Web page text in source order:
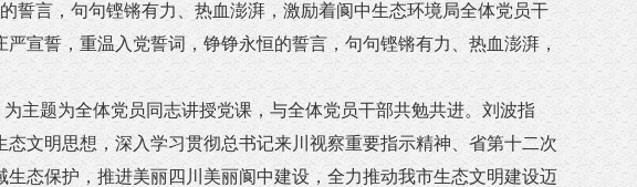
言，句句铿锵有力、热血澎湃，激励着阆中生态环境局全体党员干
宣誓，重温入党誓词，铮铮永恒的誓言，句句铿锵有力、热血澎湃，
题为全体党员同志讲授党课，与全体党员干部共勉共进。刘波指
文明思想，深入学习贯彻总书记来川视察重要指示精神、省第十二次
态保护，推进美丽四川美丽阆中建设，全力推动我市生态文明建设迈